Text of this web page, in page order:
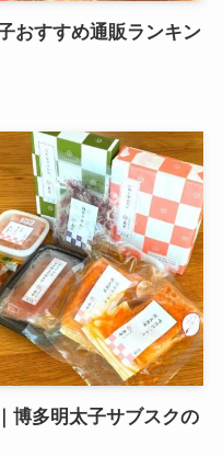
おすすめ通販ランキン
博多明太子サブスクの